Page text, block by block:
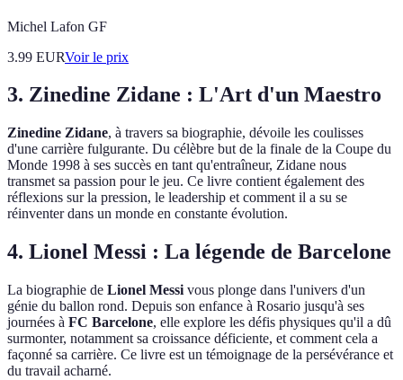
Michel Lafon GF
3.99 EURVoir le prix
3. Zinedine Zidane : L'Art d'un Maestro
Zinedine Zidane, à travers sa biographie, dévoile les coulisses
d'une carrière fulgurante. Du célèbre but de la finale de la Coupe du
Monde 1998 à ses succès en tant qu'entraîneur, Zidane nous
transmet sa passion pour le jeu. Ce livre contient également des
réflexions sur la pression, le leadership et comment il a su se
réinventer dans un monde en constante évolution.
4. Lionel Messi : La légende de Barcelone
La biographie de Lionel Messi vous plonge dans l'univers d'un
génie du ballon rond. Depuis son enfance à Rosario jusqu'à ses
journées à FC Barcelone, elle explore les défis physiques qu'il a dû
surmonter, notamment sa croissance déficiente, et comment cela a
façonné sa carrière. Ce livre est un témoignage de la persévérance et
du travail acharné.